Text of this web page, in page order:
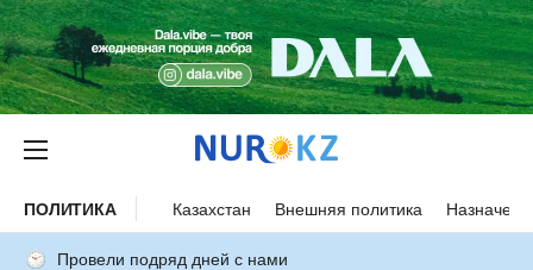
ПОЛИТИКА Казахстан Внешняя политика
Провели подряд дней с нами